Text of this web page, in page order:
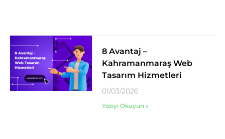
8 Avantaj –
Kahramanmaraş Web
Tasarım Hizmetleri
01/03/2026
Yazıyı Okuyun »